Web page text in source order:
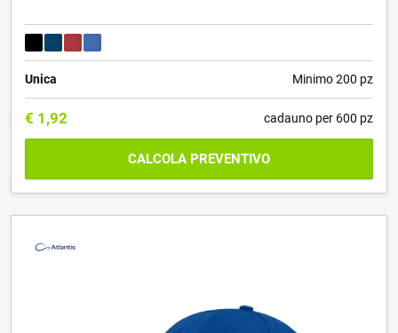
Unica Minimo 200 pz
€ 1,92 cadauno per 600 pz
CALCOLA PREVENTIVO